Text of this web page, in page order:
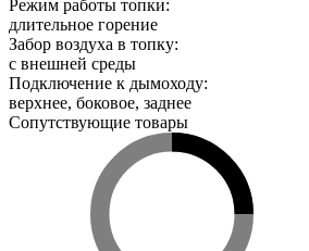
Режим работы топки:
длительное горение
Забор воздуха в топку:
с внешней среды
Подключение к дымоходу:
верхнее, боковое, заднее
Сопутствующие товары